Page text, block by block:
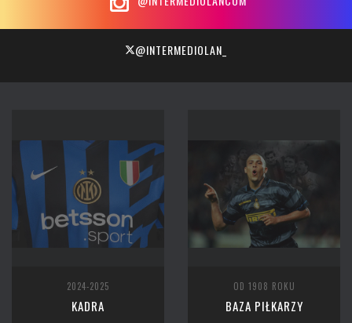
@INTERMEDIOLAN_
2024-2025
KADRA
OD 1908 ROKU
BAZA PIŁKARZY